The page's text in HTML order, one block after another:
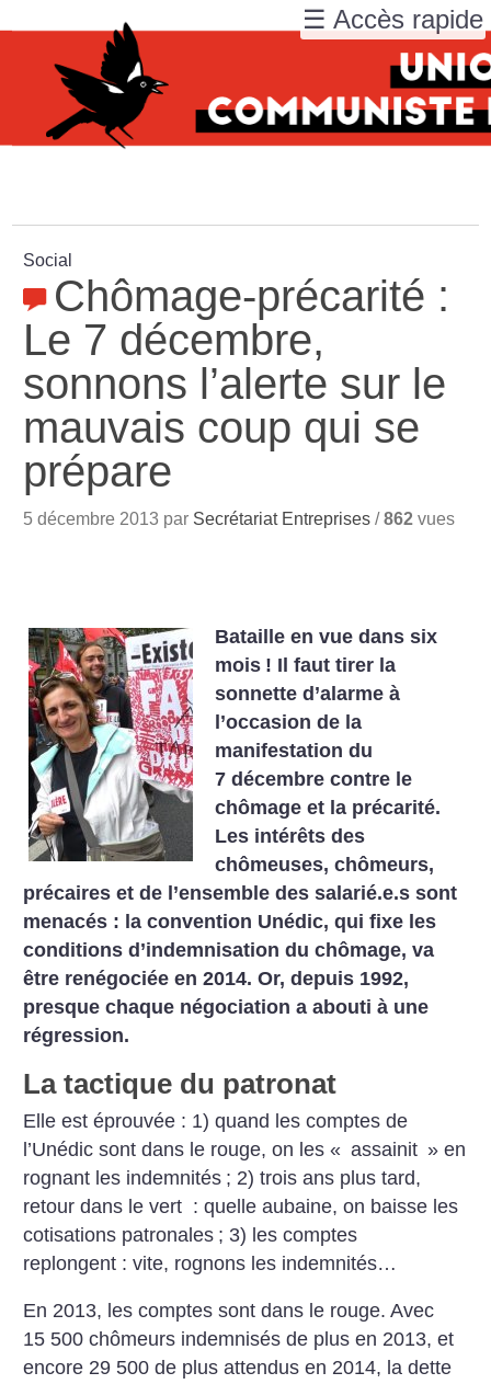
Social
Chômage-précarité :
Le 7 décembre,
sonnons l’alerte sur le
mauvais coup qui se
prépare
5 décembre 2013 par Secrétariat Entreprises /862 vues
Bataille en vue dans six
mois ! Il faut tirer la
sonnette d’alarme à
l’occasion de la
manifestation du
7 décembre contre le
chômage et la précarité.
Les intérêts des
chômeuses, chômeurs,
précaires et de l’ensemble des salarié.e.s sont
menacés : la convention Unédic, qui fixe les
conditions d’indemnisation du chômage, va
être renégociée en 2014. Or, depuis 1992,
presque chaque négociation a abouti à une
régression.
La tactique du patronat
Elle est éprouvée : 1) quand les comptes de
l’Unédic sont dans le rouge, on les « assainit » en
rognant les indemnités ; 2) trois ans plus tard,
retour dans le vert : quelle aubaine, on baisse les
cotisations patronales ; 3) les comptes
replongent : vite, rognons les indemnités…
En 2013, les comptes sont dans le rouge. Avec
15 500 chômeurs indemnisés de plus en 2013, et
encore 29 500 de plus attendus en 2014, la dette
☰ Accès rapide